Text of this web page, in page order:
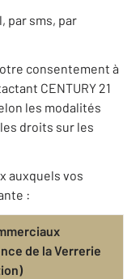
par sms, par
consentement à
CENTURY 21
les modalités
droits sur les
auxquels vos
:
de la Verrerie